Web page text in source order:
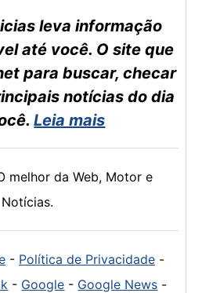
leva informação
até você. O site que
para buscar, checar
notícias do dia
Leia mais
melhor da Web, Motor e
Notícias.
- Política de Privacidade-
- Google - Google News -